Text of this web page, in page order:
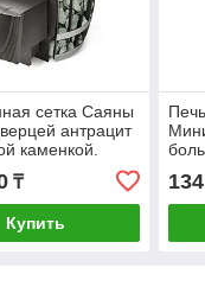
сетка Саяны
антрацит
каменкой.
₸
Купить